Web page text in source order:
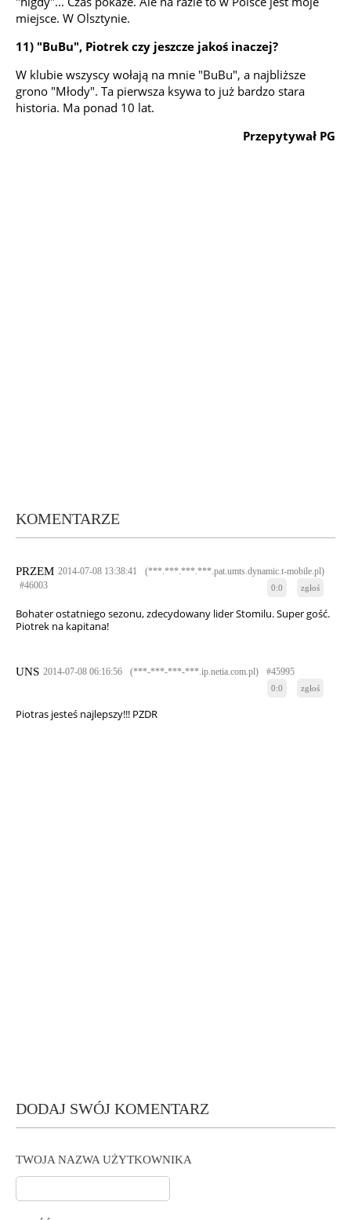
miejsce. W Olsztynie.
11) "BuBu", Piotrek czy jeszcze jakoś inaczej?
W klubie wszyscy wołają na mnie "BuBu", a najbliższe
grono "Młody". Ta pierwsza ksywa to już bardzo stara
historia. Ma ponad 10 lat.
Przepytywał PG
KOMENTARZE
PRZEM 2014-07-08 13:38:41
(***.***.***.***.pat.umts.dynamic.t-mobile.pl)
#46003
0:0 zgłoś
Bohater ostatniego sezonu, zdecydowany lider Stomilu. Super gość.
Piotrek na kapitana!
UNS 2014-07-08 06:16:56 (***-***-***-***.ip.netia.com.pl) #45995
0:0 zgłoś
Piotras jesteś najlepszy!!! PZDR
DODAJ SWÓJ KOMENTARZ
TWOJA NAZWA UŻYTKOWNIKA